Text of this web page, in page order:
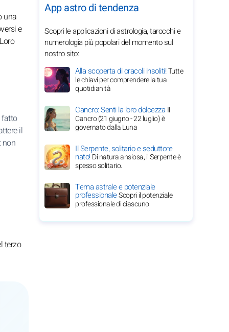
una
e
fatto
il
non
terzo
App astro di tendenza
Scopri le applicazioni di astrologia, tarocchi e
numerologia più popolari del momento sul
nostro sito:
Alla scoperta di oracoli insoliti!Tutte
le chiavi per comprendere la tua
quotidianità
Cancro: Senti la loro dolcezza Il
Cancro (21 giugno - 22 luglio) è
governato dalla Luna
Il Serpente, solitario e seduttore
nato!Di natura ansiosa, il Serpente è
spesso solitario.
Tema astrale e potenziale
professionaleScopri il potenziale
professionale di ciascuno